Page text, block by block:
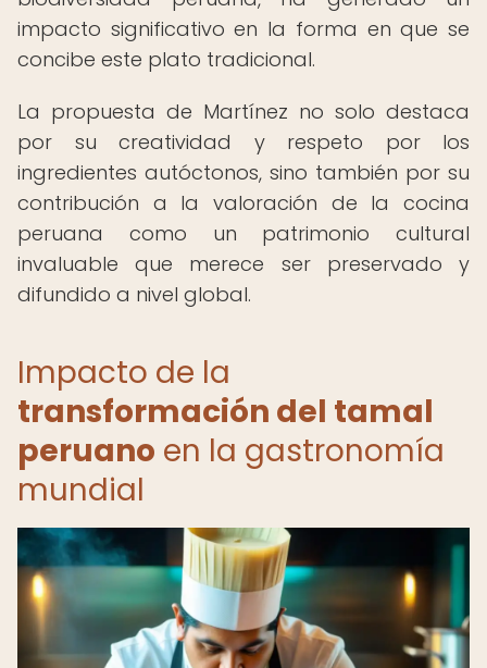
impacto significativo en la forma en que se
concibe este plato tradicional.
La propuesta de Martínez no solo destaca
por su creatividad y respeto por los
ingredientes autóctonos, sino también por su
contribución a la valoración de la cocina
peruana como un patrimonio cultural
invaluable que merece ser preservado y
difundido a nivel global.
Impacto de la
transformación del tamal
peruano en la gastronomía
mundial